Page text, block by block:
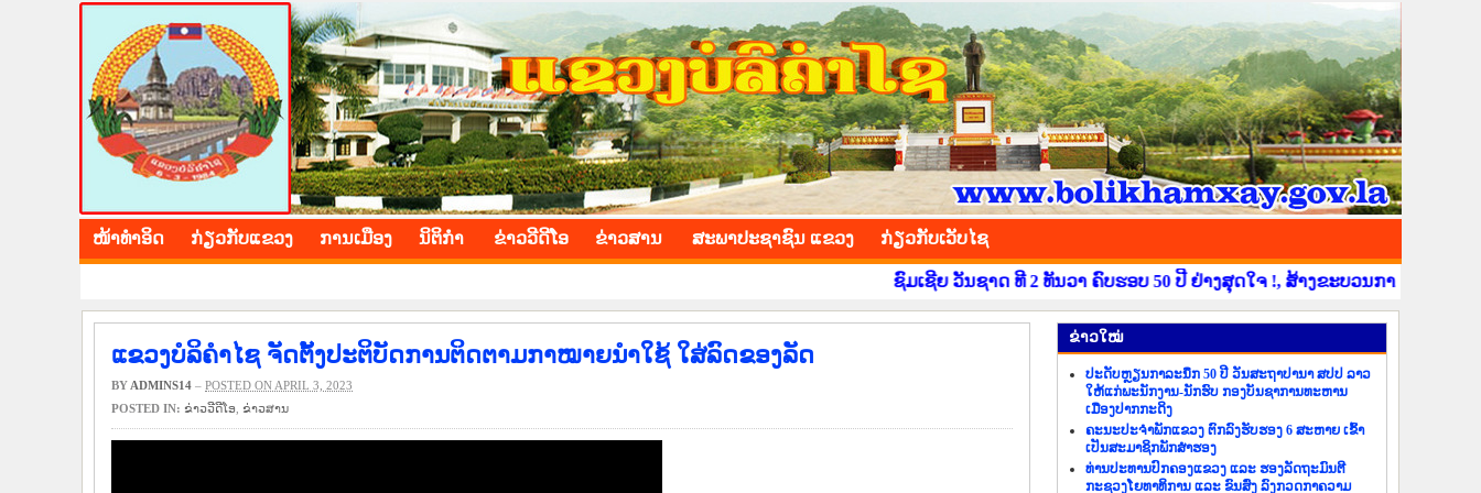
BOLIKHAMXAY PROVINCE
ໜ້າ​ທຳ​ອິດ ​ກ່ຽວ​ກັບ​ແຂວງ ​ການ​ເມືອງ ນິ​ຕິ​ກຳ ຂ່າວ​ວີ​ດີ​ໂອ ​ຂ່າວ​ສານ ສະພາປະຊາຊົນ ແຂວງ ​ກ່ຽວ​ກັບ​ເວັບ​ໄຊ
ຊົມເຊີຍ ວັນຊາດ ທີ 2 ທັນວາ ຄົບຮອບ 50 ປີ ຢ່າງສຸດໃຈ !, ສ້າງຂະບວນການຂໍ່ານັບຮັບຕ້ອນ ວັ
ແຂວງບໍລິຄຳໄຊ ຈັດຕັ້ງປະຕິບັດການຕິດຕາມກາໝາຍນຳໃຊ້ ໃສ່ລົດຂອງລັດ
BY ADMINS14 – POSTED ON APRIL 3, 2023
POSTED IN: ຂ່າວ​ວີ​ດີ​ໂອ ​ຂ່າວ​ສານ
​ຂ່າວ​ໃໝ່
ປະດັບຫຼຽນກາລະນຶກ 50 ປີ ວັນສະຖາປານາ ສປປ ລາວ
ໃຫ້ແກ່ພະນັກງານ-ນັກຮົບ ກອງບັນຊາການທະຫານ
ເມືອງປາກກະດິງ
ຄະນະປະຈຳພັກແຂວງ ຕົກລົງຮັບຮອງ 6 ສະຫາຍ ເຂົ້າ
ເປັນສະມາຊິກພັກສຳຮອງ
ທ່ານປະທານປົກຄອງແຂວງ ແລະ ຮອງລັດຖະມົນຕີ
ກະຊວງໂຍທາທິການ ແລະ ຂົນສົ່ງ ລົງກວດກາຄວາມ